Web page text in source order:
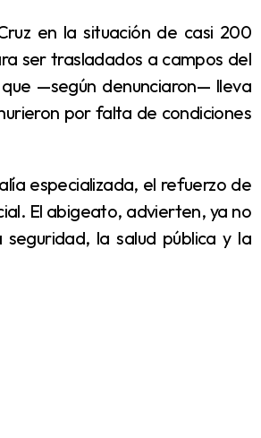
ser trasladados a campos del
—según denunciaron— lleva
por falta de condiciones
El abigeato, advierten, ya no
la salud pública y la